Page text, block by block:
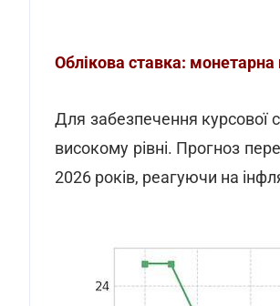
Облікова ставка:
Для забезпечення курсової
високому рівні. Прогноз
2026 років, реагуючи на